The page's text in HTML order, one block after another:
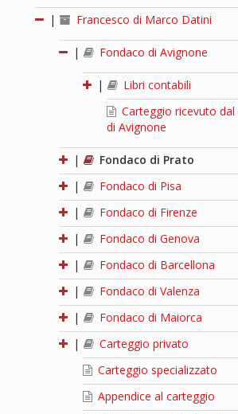
| Francesco di Marco Datini
| Fondaco di Avignone
|
Libri contabili
Carteggio ricevuto
di Avignone
|
Fondaco di Prato
|
Fondaco di Pisa
|
Fondaco di Firenze
|
Fondaco di Genova
|
Fondaco di Barcellona
|
Fondaco di Valenza
|
Fondaco di Maiorca
|
Carteggio privato
Carteggio specializzato
Appendice al carteggio